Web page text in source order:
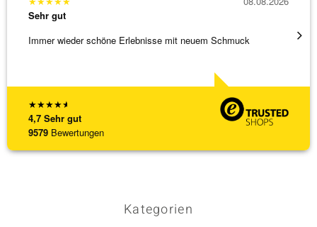
★★★★★
4,7 Sehr gut
9579 Bewertungen
Sehr gut
Immer wieder schöne Erlebnisse mit neuem Schmuck
Kategorien